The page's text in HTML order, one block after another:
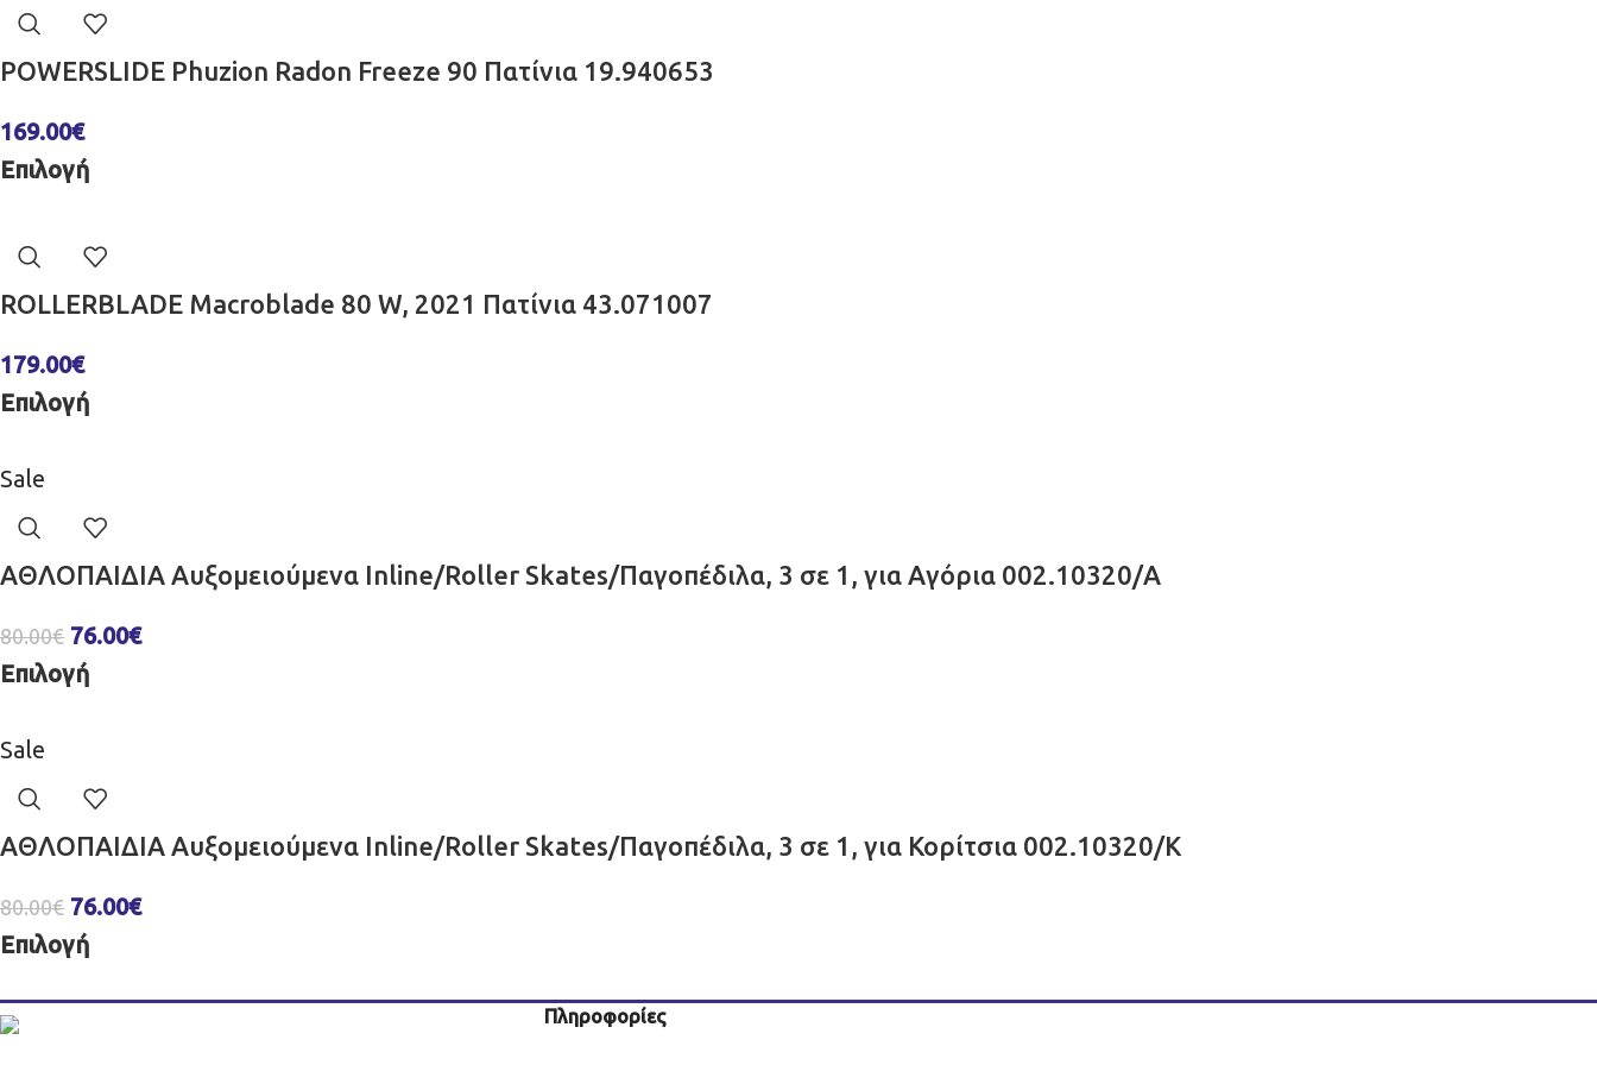
POWERSLIDE Phuzion Radon Freeze 90 Πατίνια 19.940653
169.00€
Επιλογή
ROLLERBLADE Macroblade 80 W, 2021 Πατίνια 43.071007
179.00€
Επιλογή
Sale
ΑΘΛΟΠΑΙΔΙΑ Αυξομειούμενα Inline/Roller Skates/Παγοπέδιλα, 3 σε 1, για Αγόρια 002.10320/A
80.00€ 76.00€
Επιλογή
Sale
ΑΘΛΟΠΑΙΔΙΑ Αυξομειούμενα Inline/Roller Skates/Παγοπέδιλα, 3 σε 1, για Κορίτσια 002.10320/K
80.00€ 76.00€
Επιλογή
Πληροφορίες